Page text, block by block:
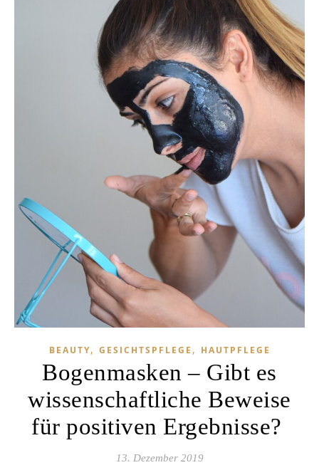
BEAUTY, GESICHTSPFLEGE , HAUTPFLEGE
Bogenmasken – Gibt es
wissenschaftliche Beweise
für positiven Ergebnisse?
13. Dezember 2019